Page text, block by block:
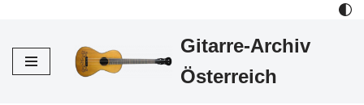
Inhalt
Gitarre-Archiv
Österreich